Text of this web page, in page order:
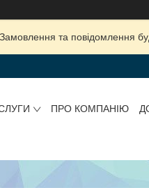
та повідомлення
ПРО КОМПАНІЮ